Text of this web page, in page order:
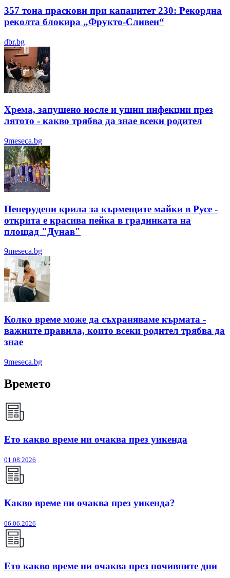
357 тона праскови при капацитет 230: Рекордна
реколта блокира „Фрукто-Сливен“
dbr.bg
Хрема, запушено носле и ушни инфекции през
лятотo - какво трябва да знае всеки родител
9meseca.bg
Пеперудени крила за кърмещите майки в Русе -
открита е красива пейка в градинката на
площад "Дунав"
9meseca.bg
Колко време може да съхраняваме кърмата -
важните правила, които всеки родител трябва да
знае
9meseca.bg
Времето
Ето какво време ни очаква през уикенда
01.08.2026
Какво време ни очаква през уикенда?
06.06.2026
Ето какво време ни очаква през почивните дни